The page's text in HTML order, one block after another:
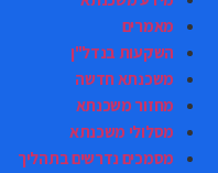
מאמרים
השקעות בנדל"ן
משכנתא חדשה
מחזור משכנתא
מסלולי משכנתא
מסמכים נדרשים בתהליך